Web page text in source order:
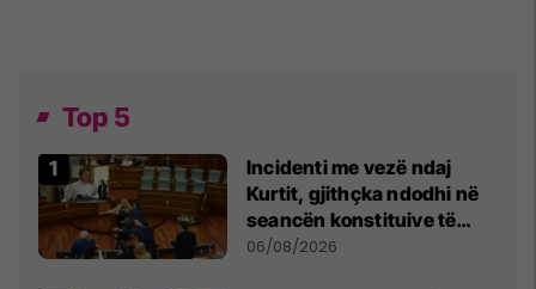
Top 5
Incidenti me vezë ndaj
Kurtit, gjithçka ndodhi në
seancën konstituive të
Kuvendit
06/08/2026